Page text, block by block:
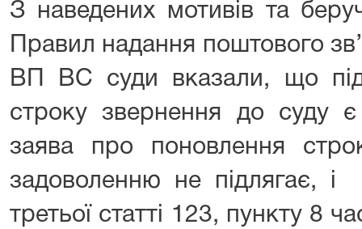
З наведених мотивів та
Правил надання поштового
ВП ВС суди вказали, що
строку звернення до суду
заява про поновлення
задоволенню не підлягає, і
третьої статті 123, пункту 8